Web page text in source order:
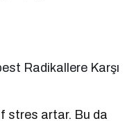
Radikallere Karşı
stres artar. Bu da